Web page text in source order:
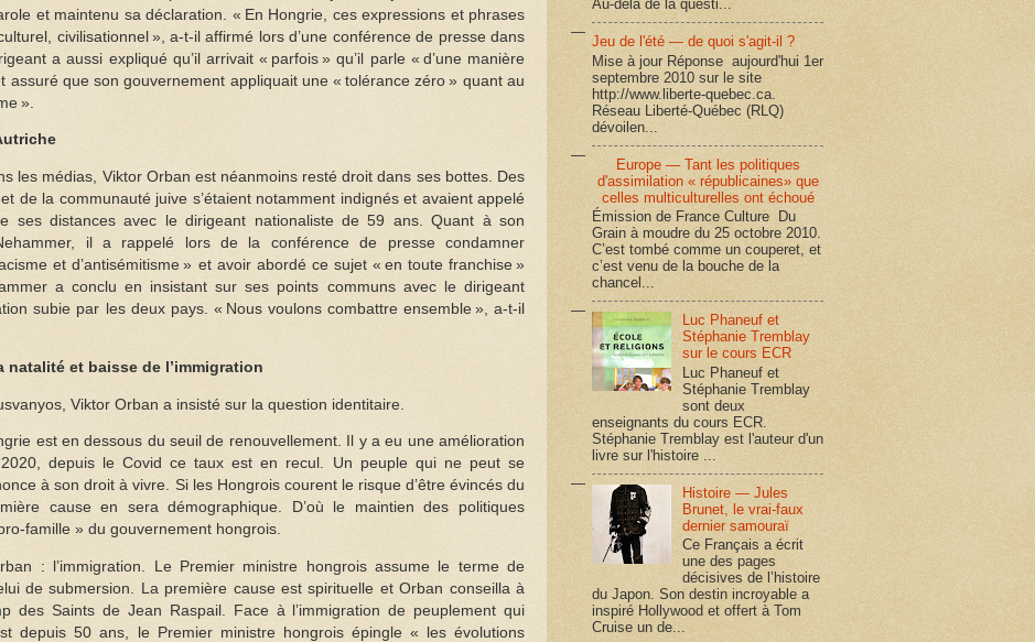
et maintenu sa déclaration. « En Hongrie, ces expressions et phrases
civilisationnel », a-t-il affirmé lors d’une conférence de presse dans
a aussi expliqué qu’il arrivait « parfois » qu’il parle « d’une manière
assuré que son gouvernement appliquait une « tolérance zéro » quant au
».
les médias, Viktor Orban est néanmoins resté droit dans ses bottes. Des
de la communauté juive s’étaient notamment indignés et avaient appelé
ses distances avec le dirigeant nationaliste de 59 ans. Quant à son
il a rappelé lors de la conférence de presse condamner
et d’antisémitisme » et avoir abordé ce sujet « en toute franchise »
a conclu en insistant sur ses points communs avec le dirigeant
subie par les deux pays. « Nous voulons combattre ensemble », a-t-il
natalité et baisse de l’immigration
Viktor Orban a insisté sur la question identitaire.
est en dessous du seuil de renouvellement. Il y a eu une amélioration
depuis le Covid ce taux est en recul. Un peuple qui ne peut se
à son droit à vivre. Si les Hongrois courent le risque d’être évincés du
cause en sera démographique. D’où le maintien des politiques
famille » du gouvernement hongrois.
: l’immigration. Le Premier ministre hongrois assume le terme de
de submersion. La première cause est spirituelle et Orban conseilla à
des Saints de Jean Raspail. Face à l’immigration de peuplement qui
depuis 50 ans, le Premier ministre hongrois épingle « les évolutions
Au-delà de la questi...
Jeu de l'été — de quoi s'agit-il ?
Mise à jour Réponse aujourd'hui 1er
septembre 2010 sur le site
http://www.liberte-quebec.ca.
Réseau Liberté-Québec (RLQ)
dévoilen...
Europe — Tant les politiques
d'assimilation « républicaines» que
celles multiculturelles ont échoué
Émission de France Culture Du
Grain à moudre du 25 octobre 2010.
C’est tombé comme un couperet, et
c’est venu de la bouche de la
chancel...
Luc Phaneuf et
Stéphanie Tremblay
sur le cours ECR
Luc Phaneuf et
Stéphanie Tremblay
sont deux
enseignants du cours ECR.
Stéphanie Tremblay est l'auteur d'un
livre sur l'histoire ...
Histoire — Jules
Brunet, le vrai-faux
dernier samouraï
Ce Français a écrit
une des pages
décisives de l’histoire
du Japon. Son destin incroyable a
inspiré Hollywood et offert à Tom
Cruise un de...